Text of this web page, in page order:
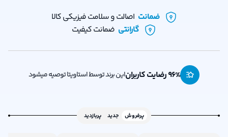
ضمانت اصالت و سلامت فیزیکی کالا
گارانتی ضمانت کیفیت
96% رضایت کاربران این برند توسط استاویتا توصیه میشود
پرفروش جدید پربازدید